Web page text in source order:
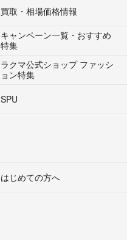
買取・相場価格情報
キャンペーン一覧・おすすめ
特集
ラクマ公式ショップ ファッシ
ョン特集
SPU
はじめての方へ